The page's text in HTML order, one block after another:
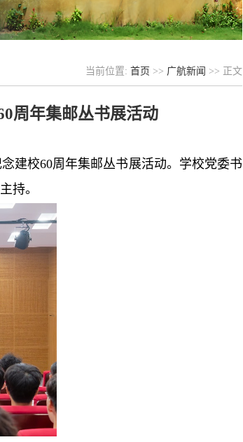
当前位置: 首页 >> 广航新闻 >> 正文
周年集邮丛书展活动
建校60周年集邮丛书展活动。学校党委书
持。